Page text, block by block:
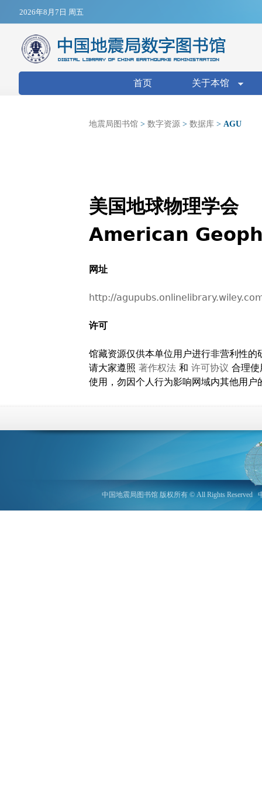
2026年8月7日 周五
搜索表单
首页 关于本馆
地震局图书馆 > 数字资源 > 数据库 > AGU
美国地球物理学会
American
网址
http://
许可
馆藏资源仅供本单位用户进行非营利性的
请大家遵照 著作权法 和 许可协议 合理使
使用，勿因个人行为影响网域内其他用户
中国地震局图书馆 版权所有 © All Rights Reserved